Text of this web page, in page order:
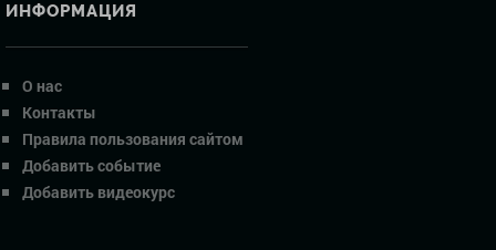
ИНФОРМАЦИЯ
О нас
Контакты
Правила пользования сайтом
Добавить событие
Добавить видеокурс